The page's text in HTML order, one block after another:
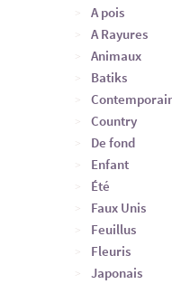
A pois
A Rayures
Animaux
Batiks
Country
De fond
Enfant
Été
Faux Unis
Feuillus
Fleuris
Japonais